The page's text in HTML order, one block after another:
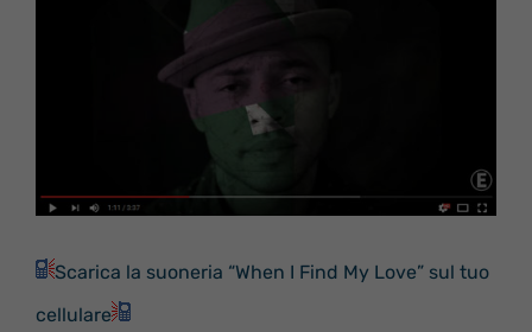
Scarica la suoneria “When I Find My Love” sul tuo
cellulare